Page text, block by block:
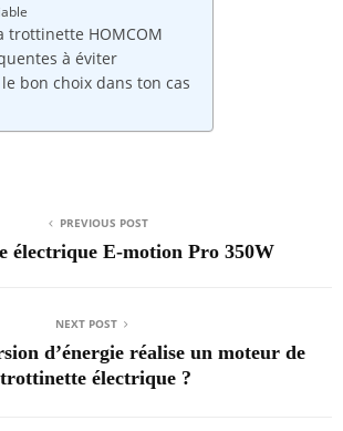
trottinette HOMCOM
à éviter
bon choix dans ton cas
PREVIOUS POST
électrique E-motion Pro 350W
NEXT POST
d’énergie réalise un moteur de
trottinette électrique ?